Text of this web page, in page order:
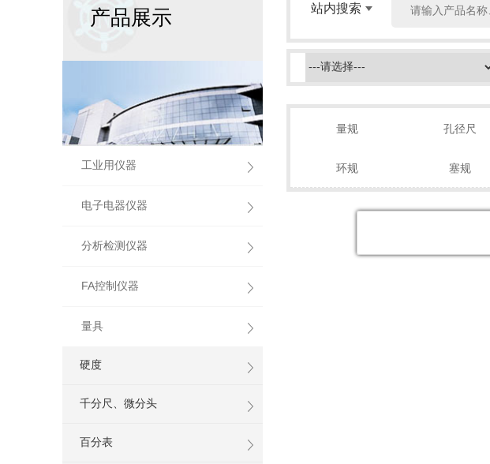
产品展示
工业用仪器
电子电器仪器
分析检测仪器
FA控制仪器
量具
硬度
千分尺、微分头
百分表
站内搜索
量规 孔径尺
环规 塞规